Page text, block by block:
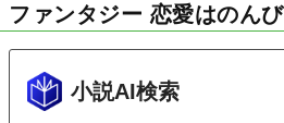
ファンタジー 恋愛はのん
小説AI検索